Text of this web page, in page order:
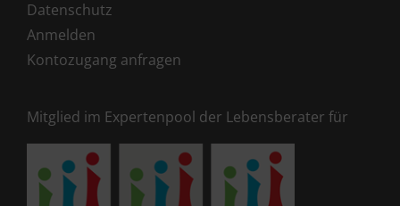
Datenschutz
Anmelden
Kontozugang anfragen
Mitglied im Expertenpool der Lebensberater für